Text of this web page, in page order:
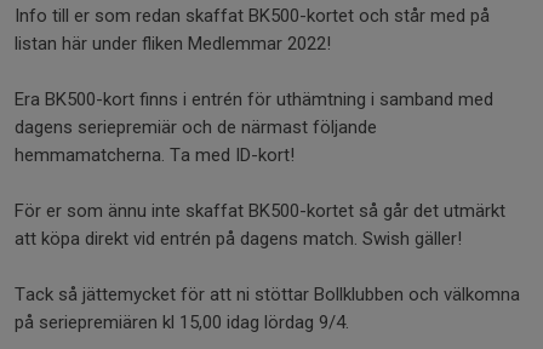
Info till er som redan skaffat BK500-kortet och står med på
listan här under fliken Medlemmar 2022!
Era BK500-kort finns i entrén för uthämtning i samband med
dagens seriepremiär och de närmast följande
hemmamatcherna. Ta med ID-kort!
För er som ännu inte skaffat BK500-kortet så går det utmärkt
att köpa direkt vid entrén på dagens match. Swish gäller!
Tack så jättemycket för att ni stöttar Bollklubben och välkomna
på seriepremiären kl 15,00 idag lördag 9/4.